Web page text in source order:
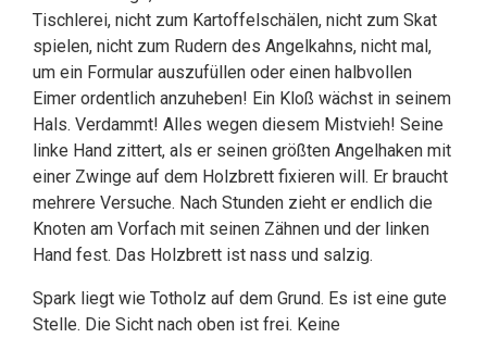
Tischlerei, nicht zum Kartoffelschälen, nicht zum Skat
spielen, nicht zum Rudern des Angelkahns, nicht mal,
um ein Formular auszufüllen oder einen halbvollen
Eimer ordentlich anzuheben! Ein Kloß wächst in seinem
Hals. Verdammt! Alles wegen diesem Mistvieh! Seine
linke Hand zittert, als er seinen größten Angelhaken mit
einer Zwinge auf dem Holzbrett fixieren will. Er braucht
mehrere Versuche. Nach Stunden zieht er endlich die
Knoten am Vorfach mit seinen Zähnen und der linken
Hand fest. Das Holzbrett ist nass und salzig.
Spark liegt wie Totholz auf dem Grund. Es ist eine gute
Stelle. Die Sicht nach oben ist frei. Keine